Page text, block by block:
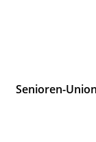
Senioren-